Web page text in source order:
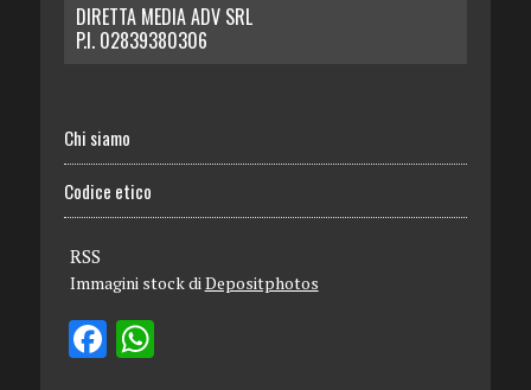
DIRETTA MEDIA ADV SRL
P.I. 02839380306
Chi siamo
Codice etico
RSS
Immagini stock diDepositphotos